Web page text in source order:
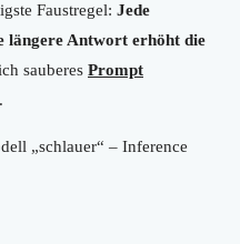
Faustregel: Jede
längere Antwort erhöht die
sauberes Prompt
„schlauer“ – Inference